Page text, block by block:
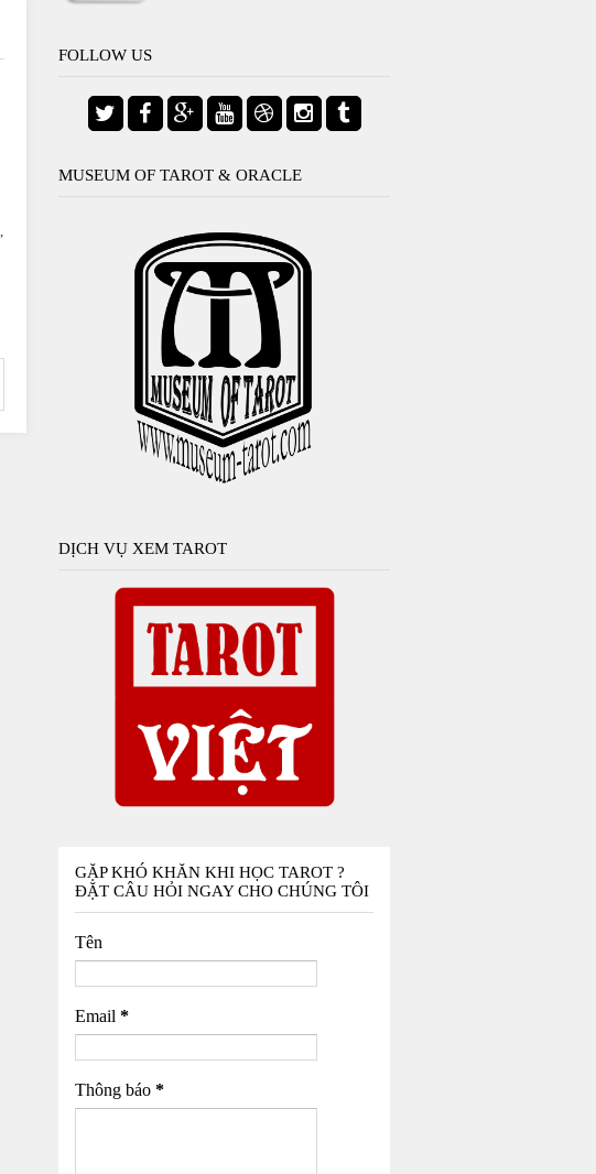
FOLLOW US
MUSEUM OF TAROT & ORACLE
DỊCH VỤ XEM TAROT
GẶP KHÓ KHĂN KHI HỌC TAROT ?
ĐẶT CÂU HỎI NGAY CHO CHÚNG TÔI
Tên
Email*
Thông báo*